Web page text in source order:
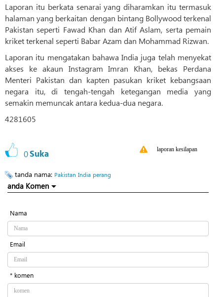
Laporan itu berkata senarai yang diharamkan itu termasuk
halaman yang berkaitan dengan bintang Bollywood terkenal
Pakistan seperti Fawad Khan dan Atif Aslam, serta pemain
kriket terkenal seperti Babar Azam dan Mohammad Rizwan.
Laporan itu mengatakan bahawa India juga telah menyekat
akses ke akaun Instagram Imran Khan, bekas Perdana
Menteri Pakistan dan kapten pasukan kriket kebangsaan
negara itu, di tengah-tengah ketegangan media yang
semakin memuncak antara kedua-dua negara.
4281605
0Suka laporan kesilapan
tanda nama: Pakistan India perang
anda Komen
Nama
Email
* komen